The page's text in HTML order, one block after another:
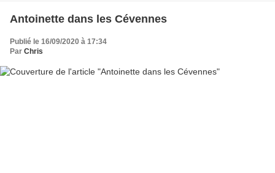
Antoinette dans les Cévennes
Publié le 16/09/2020 à 17:34
Par Chris